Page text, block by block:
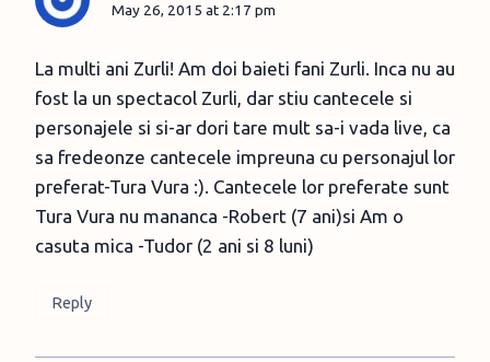
May 26, 2015 at 2:17 pm
La multi ani Zurli! Am doi baieti fani Zurli. Inca nu au
fost la un spectacol Zurli, dar stiu cantecele si
personajele si si-ar dori tare mult sa-i vada live, ca
sa fredeonze cantecele impreuna cu personajul lor
preferat-Tura Vura :). Cantecele lor preferate sunt
Tura Vura nu mananca -Robert (7 ani)si Am o
casuta mica -Tudor (2 ani si 8 luni)
Reply